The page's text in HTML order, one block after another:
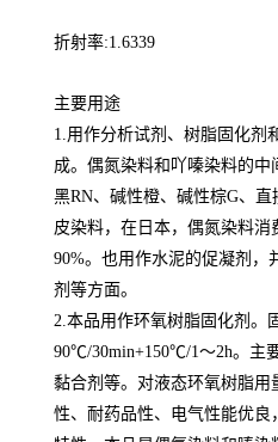
折射率:1.6339
主要用途
1.用作分析试剂、树脂固化剂
成。偶氮染料和吖嗪染料的
黑RN、碱性橙、碱性棕G、
皮染料，在日本，偶氮染料
90%。也用作水泥的促凝剂，
剂等方面。
2.本品用作环氧树脂固化剂。
90℃/30min+150℃/1～2h。主
黏合剂等。对液态环氧树脂用
性、耐药品性、电气性能优